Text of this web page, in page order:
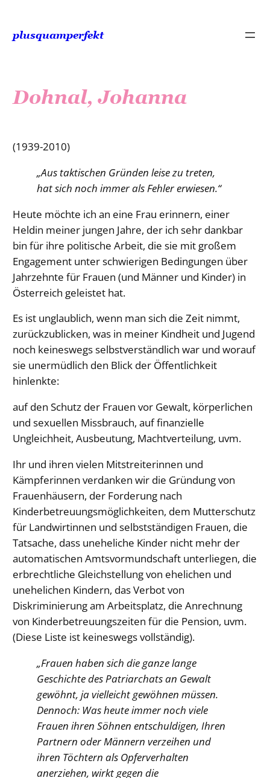
Inhalt
springen
plusquamperfekt
Dohnal, Johanna
(1939-2010)
„Aus taktischen Gründen leise zu treten,
hat sich noch immer als Fehler erwiesen.“
Heute möchte ich an eine Frau erinnern, einer
Heldin meiner jungen Jahre, der ich sehr dankbar
bin für ihre politische Arbeit, die sie mit großem
Engagement unter schwierigen Bedingungen über
Jahrzehnte für Frauen (und Männer und Kinder) in
Österreich geleistet hat.
Es ist unglaublich, wenn man sich die Zeit nimmt,
zurückzublicken, was in meiner Kindheit und Jugend
noch keineswegs selbstverständlich war und worauf
sie unermüdlich den Blick der Öffentlichkeit
hinlenkte:
auf den Schutz der Frauen vor Gewalt, körperlichen
und sexuellen Missbrauch, auf finanzielle
Ungleichheit, Ausbeutung, Machtverteilung, uvm.
Ihr und ihren vielen Mitstreiterinnen und
Kämpferinnen verdanken wir die Gründung von
Frauenhäusern, der Forderung nach
Kinderbetreuungsmöglichkeiten, dem Mutterschutz
für Landwirtinnen und selbstständigen Frauen, die
Tatsache, dass uneheliche Kinder nicht mehr der
automatischen Amtsvormundschaft unterliegen, die
erbrechtliche Gleichstellung von ehelichen und
unehelichen Kindern, das Verbot von
Diskriminierung am Arbeitsplatz, die Anrechnung
von Kinderbetreuungszeiten für die Pension, uvm.
(Diese Liste ist keineswegs vollständig).
„Frauen haben sich die ganze lange
Geschichte des Patriarchats an Gewalt
gewöhnt, ja vielleicht gewöhnen müssen.
Dennoch: Was heute immer noch viele
Frauen ihren Söhnen entschuldigen, Ihren
Partnern oder Männern verzeihen und
ihren Töchtern als Opferverhalten
anerziehen, wirkt gegen die